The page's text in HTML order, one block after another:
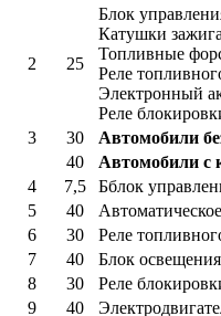
2 25
Блок
Катушки
Топливные
Реле
Электронный
Реле
3
30 Автомобили
40
Автомобили с
4
7,5
Бблок
5
40
6
30
Реле
7
40
Блок
8
30
Реле
9
40